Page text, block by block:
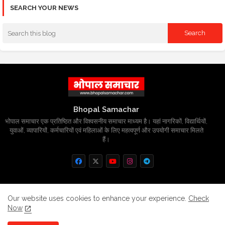
SEARCH YOUR NEWS
Bhopal Samachar
भोपाल समाचार एक प्रतिष्ठित और विश्वसनीय समाचार माध्यम है। यहां नागरिकों, विद्यार्थियों,
युवाओं, व्यापारियों, कर्मचारियों एवं महिलाओं के लिए महत्वपूर्ण और उपयोगी समाचार मिलते
हैं।
Home About Contact us
Privacy Policy
Our website uses cookies to enhance your experience. Check
Now